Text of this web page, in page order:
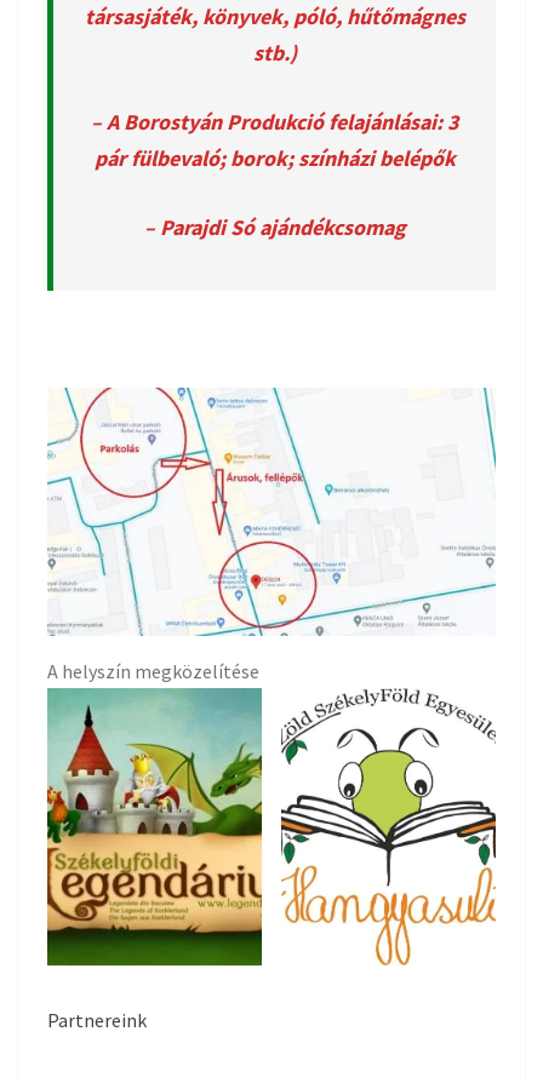
társasjáték, könyvek, póló, hűtőmágnes
stb.)
– A Borostyán Produkció felajánlásai: 3
pár fülbevaló; borok; színházi belépők
– Parajdi Só ajándékcsomag
A helyszín megközelítése
Partnereink